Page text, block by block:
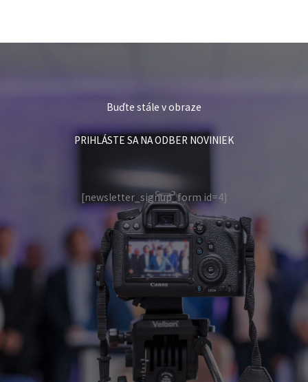
Buďte stále v obraze
PRIHLÁSTE SA NA ODBER NOVINIEK
[newsletter_signup_form id=4]